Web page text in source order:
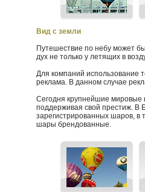
Вид с земли
Путешествие по небу может
дух не только у летящих в
Для компаний использование
реклама. В данном случае
Сегодня крупнейшие
поддерживая свой престиж. В
зарегистрированных шаров, в
шары брендованные.